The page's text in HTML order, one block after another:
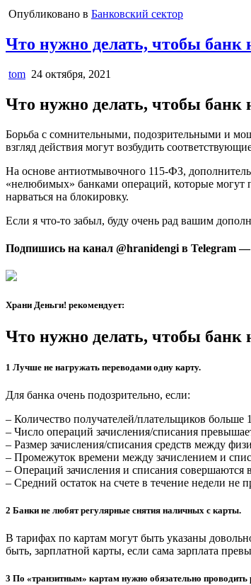
Опубликовано в Банковский сектор
Что нужно делать, чтобы банк
tom 24 октября, 2021
Что нужно делать, чтобы банк
Борьба с сомнительными, подозрительными и
взгляд действия могут возбудить
На основе антиотмывочного 115-ФЗ,
«нелюбимых» банками операций, которые могут
нарваться на блокировку.
Если я что-то забыл, буду очень рад вашим
Подпишись на канал @hranidengi в Telegram —
Храни Деньги! рекомендует:
Что нужно делать, чтобы банк
1 Лучше не нагружать переводами одну карту.
Для банка очень подозрительно, если:
– Количество получателей/плательщиков больше
– Число операций зачисления/списания
– Размер зачисления/списания средств между
– Промежуток времени между зачислением и
– Операций зачисления и списания совершаются
– Средний остаток на счете в течение недели не
2 Банки не любят регулярные снятия наличных с карты.
В тарифах по картам могут быть указаны
быть, зарплатной карты, если сама зарплата
3 По «транзитным» картам нужно обязательно